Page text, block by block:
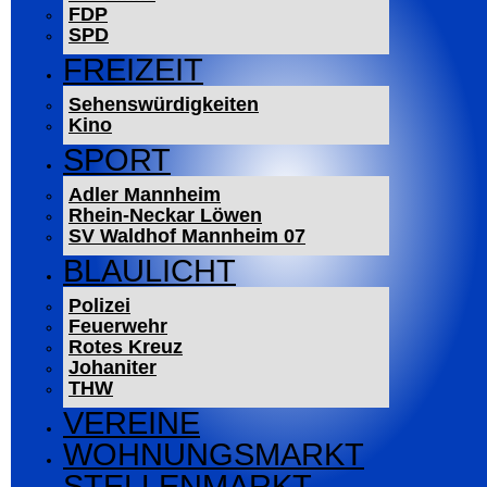
FDP
SPD
FREIZEIT
Sehenswürdigkeiten
Kino
SPORT
Adler Mannheim
Rhein-Neckar Löwen
SV Waldhof Mannheim 07
BLAULICHT
Polizei
Feuerwehr
Rotes Kreuz
Johaniter
THW
VEREINE
WOHNUNGSMARKT